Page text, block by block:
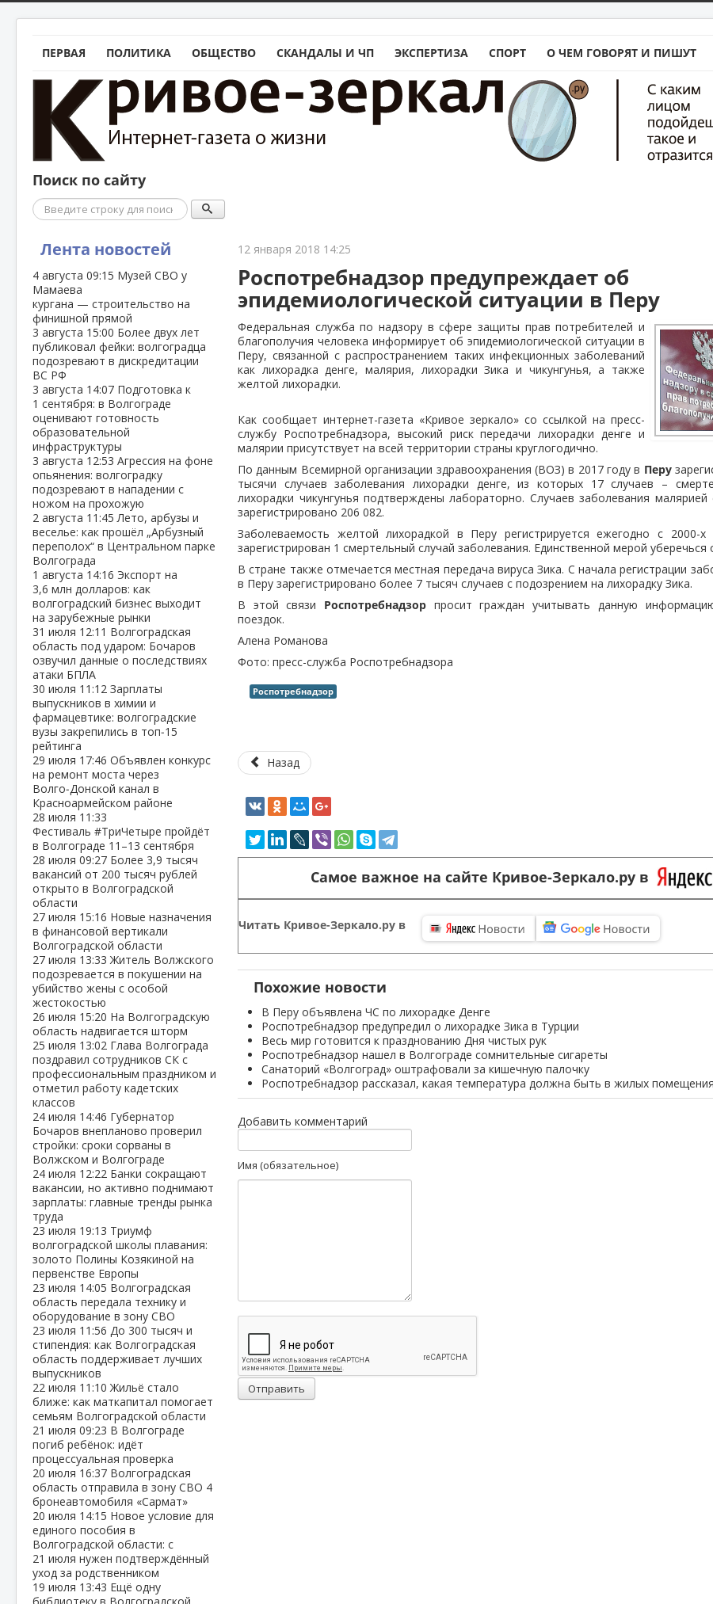
ПЕРВАЯ ПОЛИТИКА ОБЩЕСТВО СКАНДАЛЫ И ЧП ЭКСПЕРТИЗА СПОРТ О ЧЕМ ГОВОРЯТ И ПИШУТ
Поиск по сайту
Поиск
Лента новостей
4 августа 09:15 Музей СВО у
Мамаева
кургана — строительство на
финишной прямой
3 августа 15:00 Более двух лет
публиковал фейки: волгоградца
подозревают в дискредитации
ВС РФ
3 августа 14:07 Подготовка к
1 сентября: в Волгограде
оценивают готовность
образовательной
инфраструктуры
3 августа 12:53 Агрессия на фоне
опьянения: волгоградку
подозревают в нападении с
ножом на прохожую
2 августа 11:45Лето, арбузы и
веселье: как прошёл „Арбузный
переполох“ в Центральном парке
Волгограда
1 августа 14:16 Экспорт на
3,6 млн долларов: как
волгоградский бизнес выходит
на зарубежные рынки
31 июля 12:11 Волгоградская
область под ударом: Бочаров
озвучил данные о последствиях
атаки БПЛА
30 июля 11:12 Зарплаты
выпускников в химии и
фармацевтике: волгоградские
вузы закрепились в топ‑15
рейтинга
29 июля 17:46 Объявлен конкурс
на ремонт моста через
Волго‑Донской канал в
Красноармейском районе
28 июля 11:33
Фестиваль #ТриЧетыре пройдёт
в Волгограде 11–13 сентября
28 июля 09:27 Более 3,9 тысяч
вакансий от 200 тысяч рублей
открыто в Волгоградской
области
27 июля 15:16 Новые назначения
в финансовой вертикали
Волгоградской области
27 июля 13:33Житель Волжского
подозревается в покушении на
убийство жены с особой
жестокостью
26 июля 15:20 На Волгоградскую
область надвигается шторм
25 июля 13:02 Глава Волгограда
поздравил сотрудников СК с
профессиональным праздником и
отметил работу кадетских
классов
24 июля 14:46 Губернатор
Бочаров внепланово проверил
стройки: сроки сорваны в
Волжском и Волгограде
24 июля 12:22 Банки сокращают
вакансии, но активно поднимают
зарплаты: главные тренды рынка
труда
23 июля 19:13 Триумф
волгоградской школы плавания:
золото Полины Козякиной на
первенстве Европы
23 июля 14:05 Волгоградская
область передала технику и
оборудование в зону СВО
23 июля 11:56 До 300 тысяч и
стипендия: как Волгоградская
область поддерживает лучших
выпускников
22 июля 11:10Жильё стало
ближе: как маткапитал помогает
семьям Волгоградской области
21 июля 09:23 В Волгограде
погиб ребёнок: идёт
процессуальная проверка
20 июля 16:37 Волгоградская
область отправила в зону СВО 4
бронеавтомобиля «Сармат»
20 июля 14:15 Новое условие для
единого пособия в
Волгоградской области: с
21 июля нужен подтверждённый
уход за родственником
19 июля 13:43 Ещё одну
12 января 2018 14:25
Роспотребнадзор предупреждает об
эпидемиологической ситуации в Перу
Федеральная служба по надзору в сфере защиты прав потребителей и
благополучия человека информирует об эпидемиологической ситуации в
Перу, связанной с распространением таких инфекционных заболеваний
как лихорадка денге, малярия, лихорадки Зика и чикунгунья, а также
желтой лихорадки.
Как сообщает интернет-газета «Кривое зеркало» со ссылкой на пресс-
службу Роспотребнадзора, высокий риск передачи лихорадки денге и
малярии присутствует на всей территории страны круглогодично.
По данным Всемирной организации здравоохранения (ВОЗ) в 2017 году в Перу
тысячи случаев заболевания лихорадки денге, из которых 17 случаев –
лихорадки чикунгунья подтверждены лабораторно. Случаев заболевания
зарегистрировано 206 082.
Заболеваемость желтой лихорадкой в Перу регистрируется ежегодно с 2000-
зарегистрирован 1 смертельный случай заболевания. Единственной мерой уберечься
В стране также отмечается местная передача вируса Зика. С начала регистрации
в Перу зарегистрировано более 7 тысяч случаев с подозрением на лихорадку Зика.
В этой связи Роспотребнадзор просит граждан учитывать данную
поездок.
Алена Романова
Фото: пресс-служба Роспотребнадзора
Роспотребнадзор
Назад
Самое важное на сайте Кривое-Зеркало.ру в
Читать Кривое-Зеркало.ру в
Похожие новости
В Перу объявлена ЧС по лихорадке Денге
Роспотребнадзор предупредил о лихорадке Зика в Турции
Весь мир готовится к празднованию Дня чистых рук
Роспотребнадзор нашел в Волгограде сомнительные сигареты
Санаторий «Волгоград» оштрафовали за кишечную палочку
Роспотребнадзор рассказал, какая температура должна быть в жилых
Добавить комментарий
Имя (обязательное)
Отправить